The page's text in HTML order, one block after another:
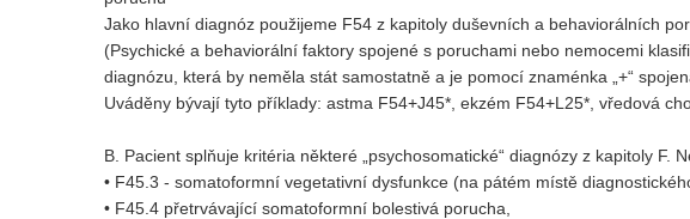
Jako hlavní diagnóz použijeme F54 z kapitoly duševních a behaviorálních
(Psychické a behaviorální faktory spojené s poruchami nebo nemocemi
diagnózu, která by neměla stát samostatně a je pomocí znaménka „+“
Uváděny bývají tyto příklady: astma F54+J45*, ekzém F54+L25*, vředová
B. Pacient splňuje kritéria některé „psychosomatické“ diagnózy z kapitoly F.
• F45.3 - somatoformní vegetativní dysfunkce (na pátém místě
• F45.4 přetrvávající somatoformní bolestivá porucha,